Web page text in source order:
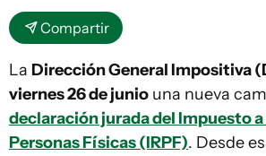
Compartir
La Dirección General Impositiva
viernes 26 de junio una nueva
declaración jurada del Impuesto a
Personas Físicas (IRPF). Desde